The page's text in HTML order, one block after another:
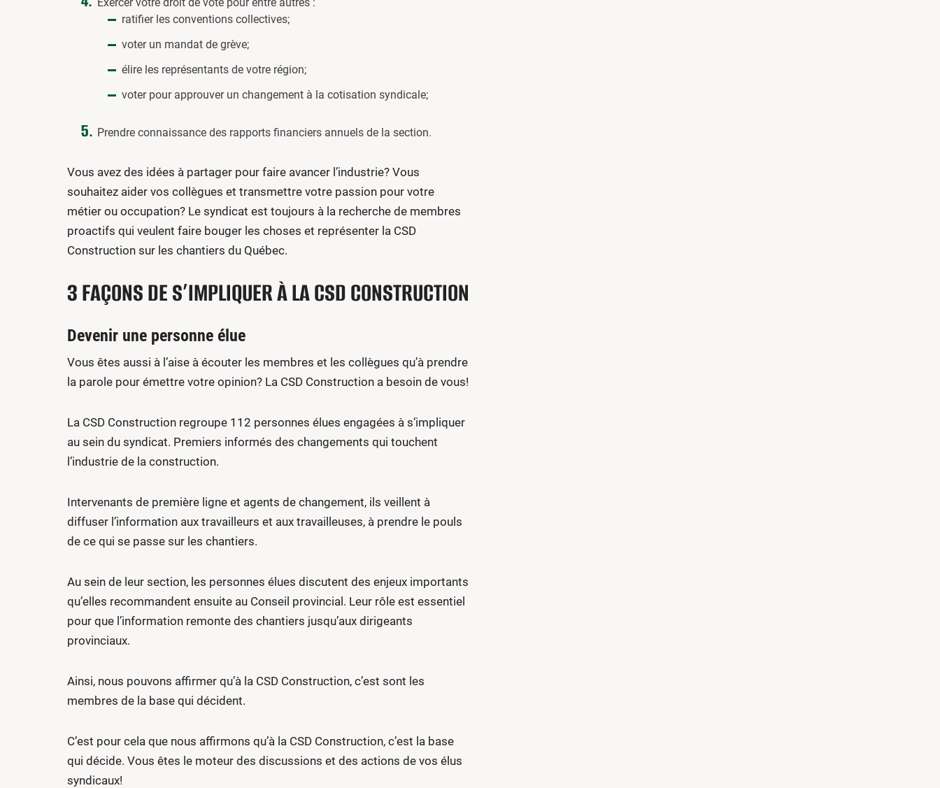
ratifier les conventions collectives;
voter un mandat de grève;
élire les représentants de votre région;
voter pour approuver un changement à la cotisation syndicale;
Prendre connaissance des rapports financiers annuels de la section.
Vous avez des idées à partager pour faire avancer l’industrie? Vous
souhaitez aider vos collègues et transmettre votre passion pour votre
métier ou occupation? Le syndicat est toujours à la recherche de membres
proactifs qui veulent faire bouger les choses et représenter la CSD
Construction sur les chantiers du Québec.
3 FAÇONS DE S’IMPLIQUER À LA CSD CONSTRUCTION
Devenir une personne élue
Vous êtes aussi à l’aise à écouter les membres et les collègues qu’à prendre
la parole pour émettre votre opinion? La CSD Construction a besoin de vous!
La CSD Construction regroupe 112 personnes élues engagées à s’impliquer
au sein du syndicat. Premiers informés des changements qui touchent
l’industrie de la construction.
Intervenants de première ligne et agents de changement, ils veillent à
diffuser l’information aux travailleurs et aux travailleuses, à prendre le pouls
de ce qui se passe sur les chantiers.
Au sein de leur section, les personnes élues discutent des enjeux importants
qu’elles recommandent ensuite au Conseil provincial. Leur rôle est essentiel
pour que l’information remonte des chantiers jusqu’aux dirigeants
provinciaux.
Ainsi, nous pouvons affirmer qu’à la CSD Construction, c’est sont les
membres de la base qui décident.
C’est pour cela que nous affirmons qu’à la CSD Construction, c’est la base
qui décide. Vous êtes le moteur des discussions et des actions de vos élus
syndicaux!